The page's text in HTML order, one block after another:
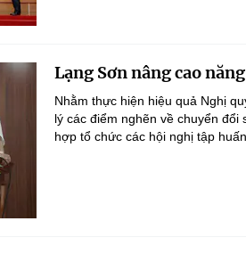
Lạng Sơn nâng cao
Nhằm thực hiện hiệu quả Nghị
lý các điểm nghẽn về chuyển
hợp tổ chức các hội nghị tập